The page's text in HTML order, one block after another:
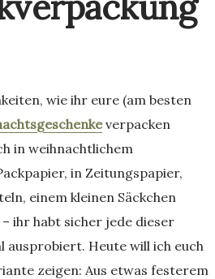
wie ihr eure (am besten
verpacken
in weihnachtlichem
in Zeitungspapier,
einem kleinen Säckchen
– ihr habt sicher jede dieser
ausprobiert. Heute will ich euch
zeigen: Aus etwas festerem